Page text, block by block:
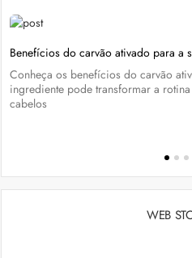
Benefícios do carvão ativado para a
Conheça os benefícios do carvão
ingrediente pode transformar a
cabelos
WEB